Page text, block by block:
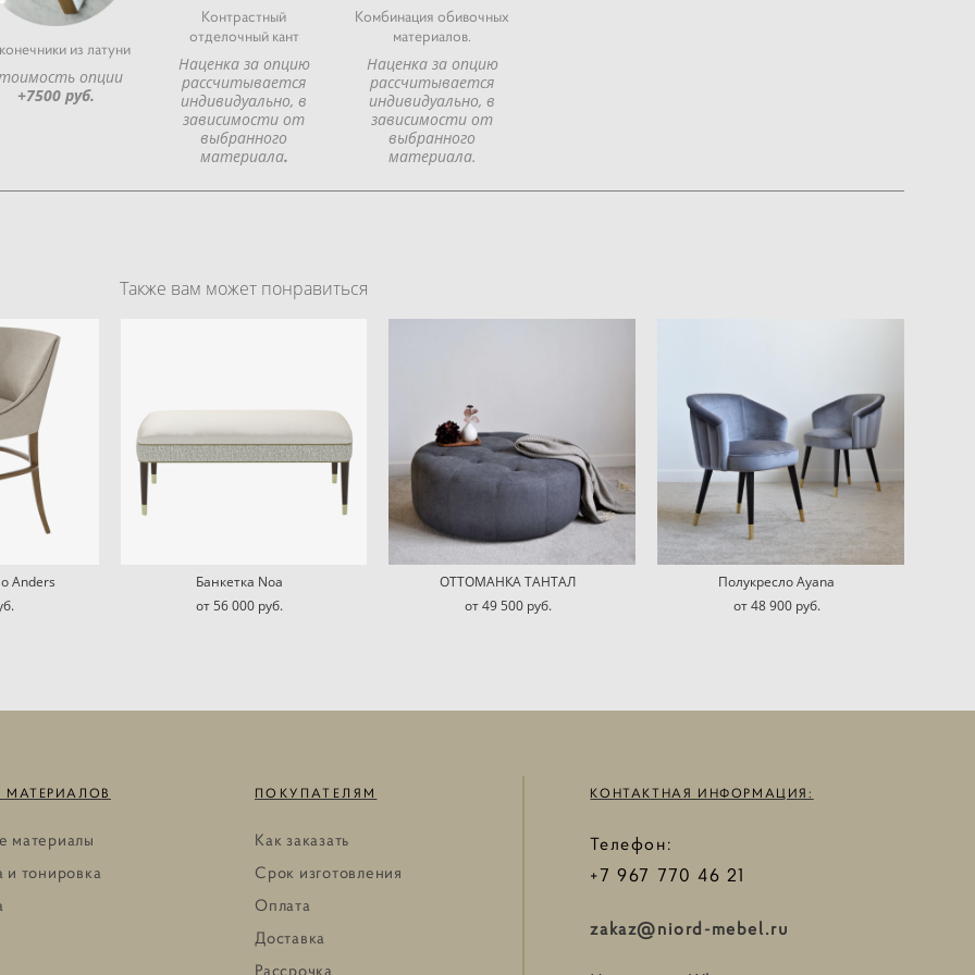
из латуни
опции
+7500 руб.
Контрастный
отделочный кант
Наценка за опцию
рассчитывается
индивидуально, в
зависимости от
выбранного
материала.
Комбинация обивочных
материалов.
Наценка за опцию
рассчитывается
индивидуально, в
зависимости от
выбранного
материала.
Также вам может понравиться
Anders
Банкетка Noa
от 56 000 pуб.
ОТТОМАНКА ТАНТАЛ
от 49 500 pуб.
Полукресло Ayana
от 48 900 pуб.
МАТЕРИАЛОВ
материалы
и тонировка
ПОКУПАТЕЛЯМ
Как заказать
Срок изготовления
Оплата
Доставка
Рассрочка
КОНТАКТНАЯ ИНФОРМАЦИЯ:
Телефон:
+7 967 770 46 21
zakaz@niord-mebel.ru